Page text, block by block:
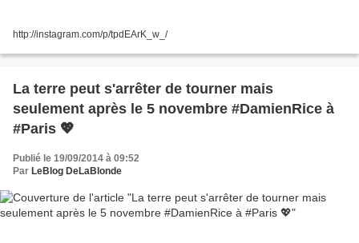
http://instagram.com/p/tpdEArK_w_/
La terre peut s'arrêter de tourner mais
seulement après le 5 novembre #DamienRice à
#Paris 💖
Publié le 19/09/2014 à 09:52
Par LeBlog DeLaBlonde